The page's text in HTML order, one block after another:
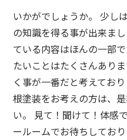
いかがでしょうか。 少し
の知識を得る事が出来ま
ている内容はほんの一部
たいことはたくさんあり
く事が一番だと考えてお
根塗装をお考えの方は、
い。 見て！聞けて！体感
ールームでお待ちしており